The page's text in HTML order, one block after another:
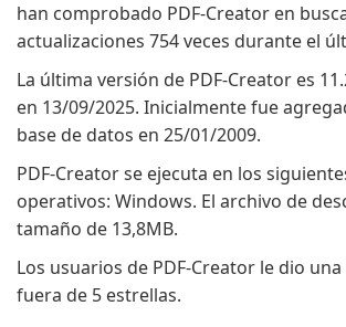
han comprobado PDF-Creator en
actualizaciones 754 veces durante el
La última versión de PDF-Creator es
en 13/09/2025. Inicialmente fue
base de datos en 25/01/2009.
PDF-Creator se ejecuta en los
operativos: Windows. El archivo de
tamaño de 13,8MB.
Los usuarios de PDF-Creator le dio
fuera de 5 estrellas.